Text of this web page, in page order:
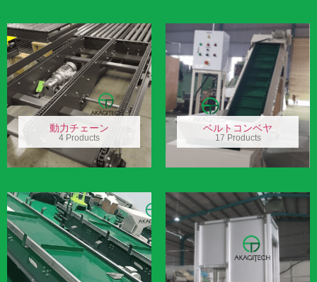
動力チェーン
4 Products
ベルトコンベヤ
17 Products